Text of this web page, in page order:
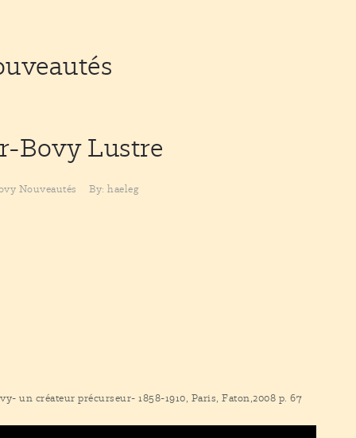
BovyLustre
Nouveautés By: haeleg
un créateur précurseur- 1858-1910, Paris, Faton,2008 p. 67